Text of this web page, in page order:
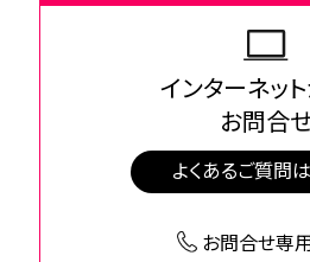
インターネッ
お問合
よくあるご質問
お問合せ専